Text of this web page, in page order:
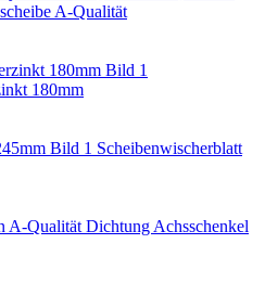
A-Qualität
180mm
Scheibenwischerblatt
Dichtung Achsschenkel